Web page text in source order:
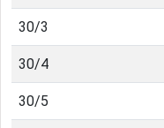
30/3
30/4
30/5